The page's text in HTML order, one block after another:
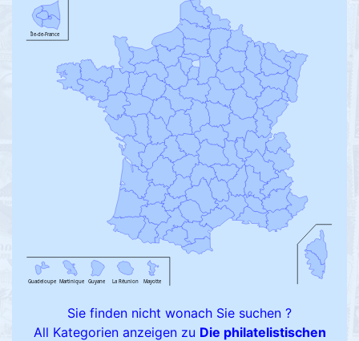
Sie finden nicht wonach Sie suchen ?
All Kategorien anzeigen zu Die philatelistischen